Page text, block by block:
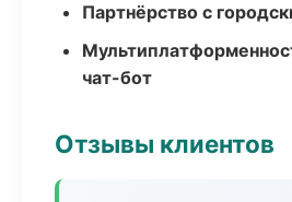
Партнёрство с
чат-бот
Отзывы клиентов